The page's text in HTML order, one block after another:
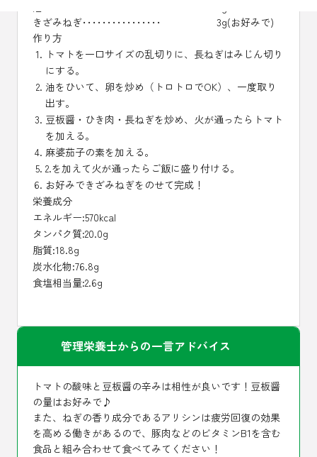
きざみねぎ････････････････
3g(お好みで)
作り方
トマトを一口サイズの乱切りに、長ねぎはみじん切り
にする。
油をひいて、卵を炒め（トロトロでOK）、一度取り
出す。
豆板醤・ひき肉・長ねぎを炒め、火が通ったらトマト
を加える。
麻婆茄子の素を加える。
2.を加えて火が通ったらご飯に盛り付ける。
お好みできざみねぎをのせて完成！
栄養成分
エネルギー:570kcal
タンパク質:20.0g
脂質:18.8g
炭水化物:76.8g
食塩相当量:2.6g
管理栄養士からの一言アドバイス
トマトの酸味と豆板醤の辛みは相性が良いです！豆板醤
の量はお好みで♪
また、ねぎの香り成分であるアリシンは疲労回復の効果
を高める働きがあるので、豚肉などのビタミンB1を含む
食品と組み合わせて食べてみてください！